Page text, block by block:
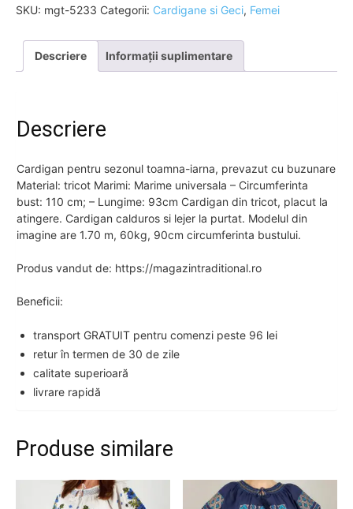
SKU: mgt-5233 Categorii: Cardigane si Geci, Femei
Descriere Informații suplimentare
Descriere
Cardigan pentru sezonul toamna-iarna, prevazut cu buzunare
Material: tricot Marimi: Marime universala – Circumferinta
bust: 110 cm; – Lungime: 93cm Cardigan din tricot, placut la
atingere. Cardigan calduros si lejer la purtat. Modelul din
imagine are 1.70 m, 60kg, 90cm circumferinta bustului.
Produs vandut de: https://magazintraditional.ro
Beneficii:
transport GRATUIT pentru comenzi peste 96 lei
retur în termen de 30 de zile
calitate superioară
livrare rapidă
Produse similare